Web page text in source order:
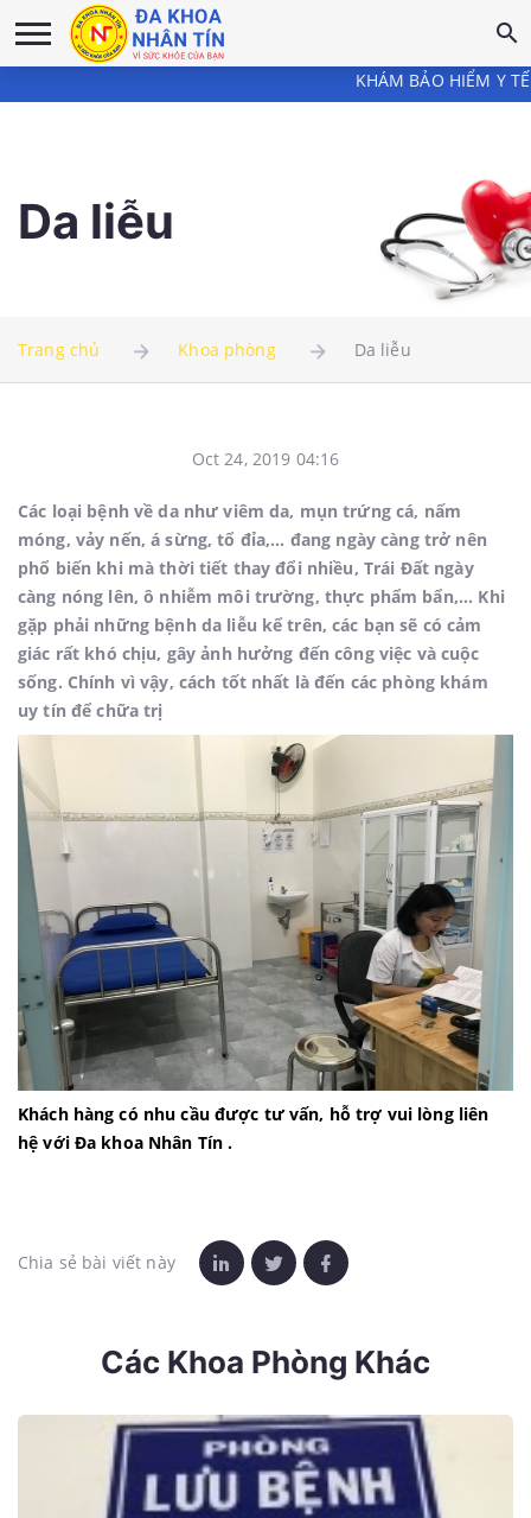
KHÁM BẢO HIỂM Y TẾ
Da liễu
Trang chủ Khoa phòng Da liễu
Oct 24, 2019 04:16
Các loại bệnh về da như viêm da, mụn trứng cá, nấm
móng, vảy nến, á sừng, tổ đỉa,... đang ngày càng trở nên
phổ biến khi mà thời tiết thay đổi nhiều, Trái Đất ngày
càng nóng lên, ô nhiễm môi trường, thực phẩm bẩn,... Khi
gặp phải những bệnh da liễu kể trên, các bạn sẽ có cảm
giác rất khó chịu, gây ảnh hưởng đến công việc và cuộc
sống. Chính vì vậy, cách tốt nhất là đến các phòng khám
uy tín để chữa trị
Khách hàng có nhu cầu được tư vấn, hỗ trợ vui lòng liên
hệ với Đa khoa Nhân Tín .
Chia sẻ bài viết này
Các Khoa Phòng Khác